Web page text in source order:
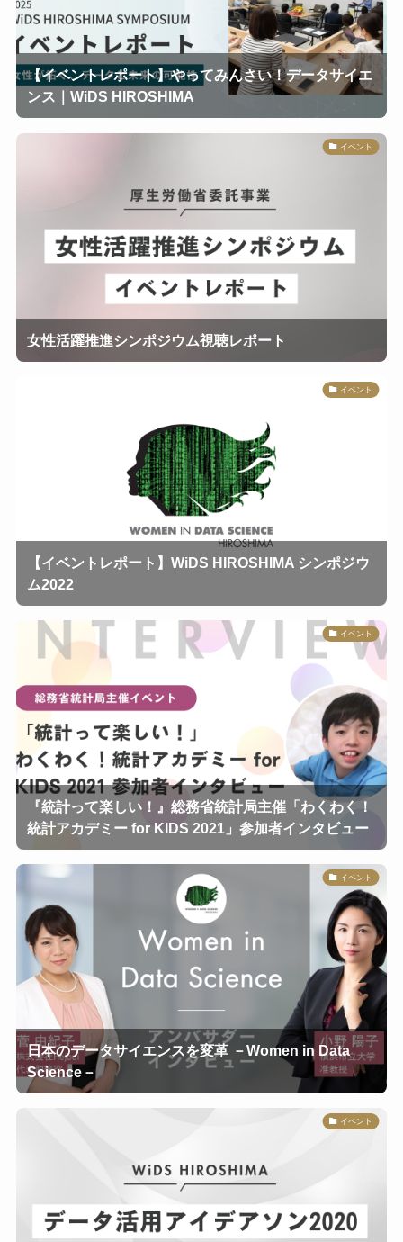
【イベントレポート】やってみんさい！データサイエ
ンス｜WiDS HIROSHIMA
イベント
女性活躍推進シンポジウム視聴レポート
イベント
【イベントレポート】WiDS HIROSHIMA シンポジウ
ム2022
イベント
『統計って楽しい！』総務省統計局主催「わくわく！
統計アカデミー for KIDS 2021」参加者インタビュー
イベント
日本のデータサイエンスを変革 －Women in Data
Science－
イベント